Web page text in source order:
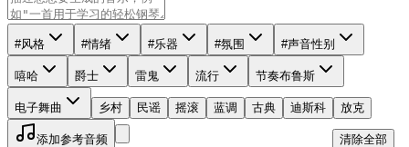
#风格 #情绪 #乐器 #氛围 #声音性别
嘻哈 爵士 雷鬼 流行 节奏布鲁斯
电子舞曲 乡村 民谣 摇滚 蓝调 古典 迪斯科 放克
添加参考音频
清除全部